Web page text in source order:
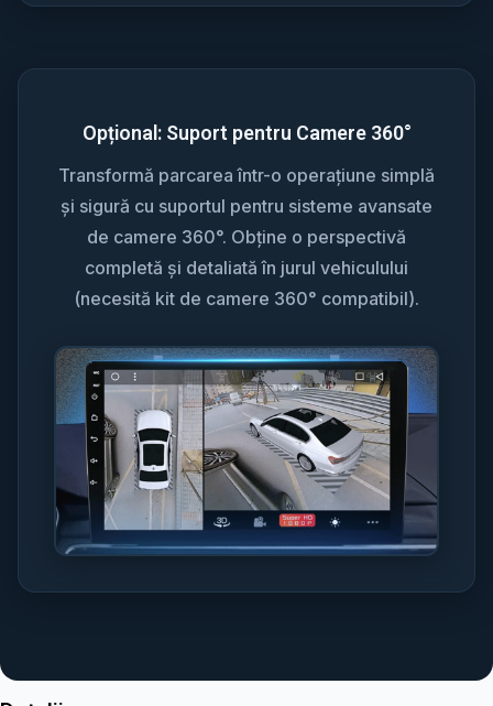
Opțional: Suport pentru Camere 360°
Transformă parcarea într-o operațiune simplă
și sigură cu suportul pentru sisteme avansate
de camere 360°. Obține o perspectivă
completă și detaliată în jurul vehiculului
(necesită kit de camere 360° compatibil).